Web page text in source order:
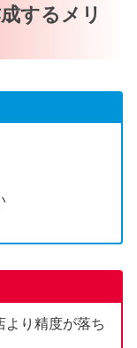
するメリ
より精度が落ち